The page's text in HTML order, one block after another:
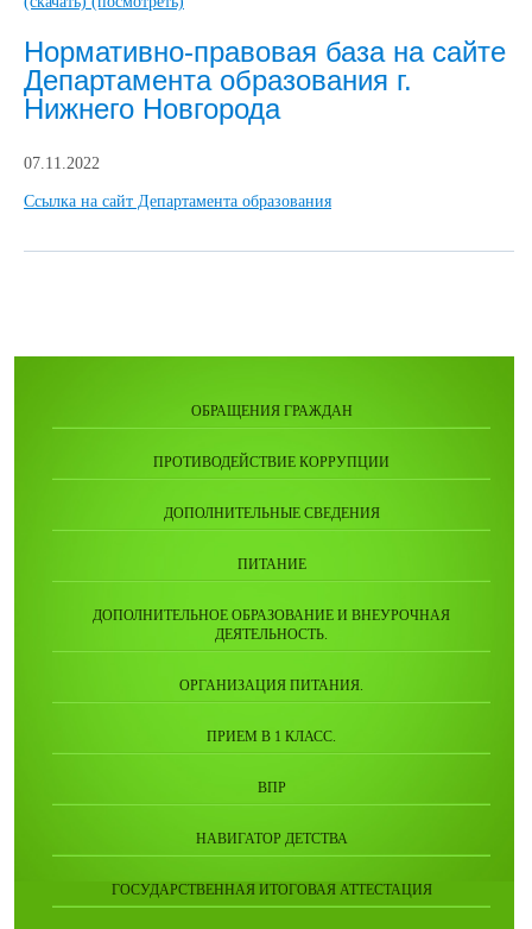
Нормативно-правовая база на сайте
Департамента образования г.
Нижнего Новгорода
07.11.2022
Ссылка на сайт Департамента образования
ОБРАЩЕНИЯ ГРАЖДАН
ПРОТИВОДЕЙСТВИЕ КОРРУПЦИИ
ДОПОЛНИТЕЛЬНЫЕ СВЕДЕНИЯ
ПИТАНИЕ
ДОПОЛНИТЕЛЬНОЕ ОБРАЗОВАНИЕ И ВНЕУРОЧНАЯ
ДЕЯТЕЛЬНОСТЬ.
ОРГАНИЗАЦИЯ ПИТАНИЯ.
ПРИЕМ В 1 КЛАСС.
ВПР
НАВИГАТОР ДЕТСТВА
ГОСУДАРСТВЕННАЯ ИТОГОВАЯ АТТЕСТАЦИЯ